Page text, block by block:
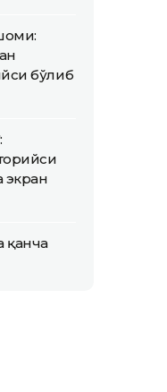
бўлиб
экран
қанча